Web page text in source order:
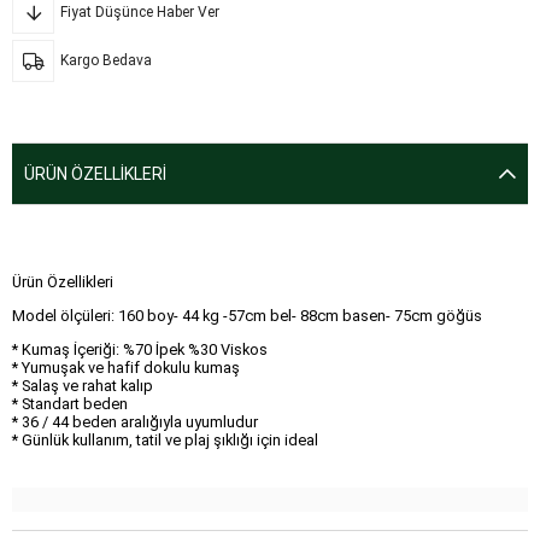
Fiyat Düşünce Haber Ver
Kargo Bedava
ÜRÜN ÖZELLIKLERI
Ürün Özellikleri
Model ölçüleri: 160 boy- 44 kg -57cm bel- 88cm basen- 75cm göğüs
* Kumaş İçeriği: %70 İpek %30 Viskos
* Yumuşak ve hafif dokulu kumaş
* Salaş ve rahat kalıp
* Standart beden
* 36 / 44 beden aralığıyla uyumludur
* Günlük kullanım, tatil ve plaj şıklığı için ideal